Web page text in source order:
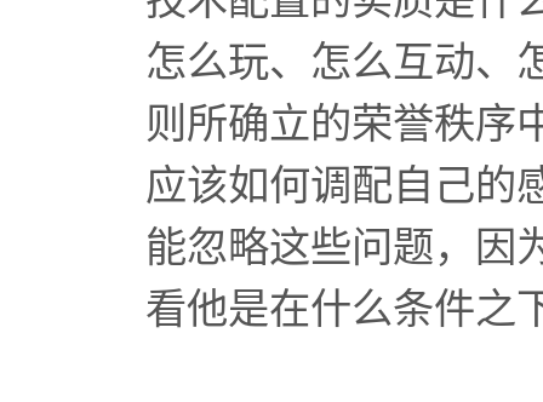
怎么玩、怎么互动、
则所确立的荣誉秩序
应该如何调配自己的
能忽略这些问题，因
看他是在什么条件